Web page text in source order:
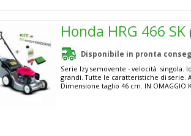
Honda HRG 466 SK
Disponibile in pronta
Serie Izy semovente - velocità singola.
grandi. Tutte le caratteristiche di serie.
Dimensione taglio 46 cm. IN OMAGGIO